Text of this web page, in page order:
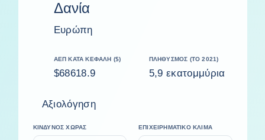
Δανία
Ευρώπη
ΑΕΠ ΚΑΤΆ ΚΕΦΑΛΉ ($)
$68618.9
ΠΛΗΘΥΣΜΌΣ (ΤΟ 2021)
5,9 εκατομμύρια
Αξιολόγηση
ΚΊΝΔΥΝΟΣ ΧΏΡΑΣ ΕΠΙΧΕΙΡΗΜΑΤΙΚΌ ΚΛΊΜΑ